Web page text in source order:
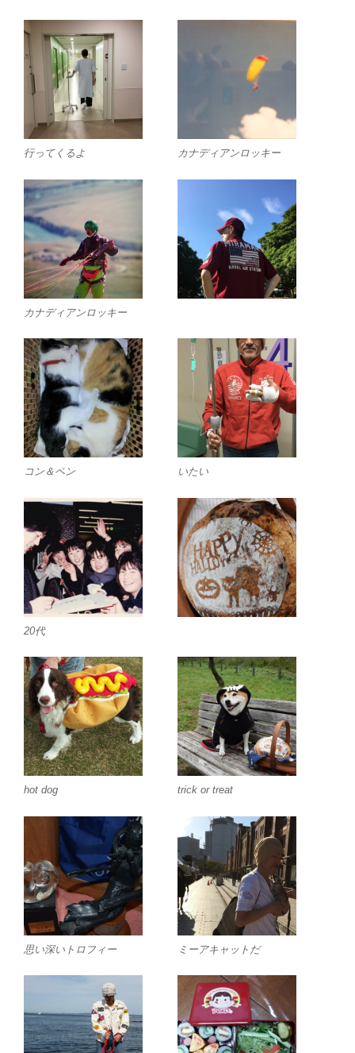
行ってくるよ カナディアンロッキー
カナディアンロッキー
コン＆ペン いたい
20代
hot dog trick or treat
思い深いトロフィー ミーアキャットだ